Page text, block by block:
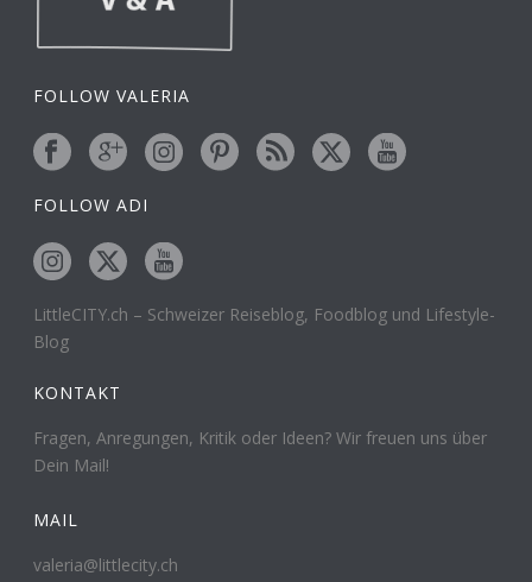
FOLLOW VALERIA
FOLLOW ADI
LittleCITY.ch – Schweizer Reiseblog, Foodblog und Lifestyle-
Blog
KONTAKT
Fragen, Anregungen, Kritik oder Ideen? Wir freuen uns über
Dein Mail!
MAIL
valeria@littlecity.ch